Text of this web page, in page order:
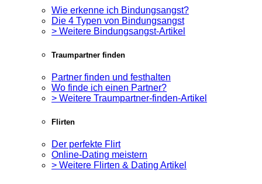
Wie erkenne ich Bindungsangst?
Die 4 Typen von Bindungsangst
> Weitere Bindungsangst-Artikel
Traumpartner finden
Partner finden und festhalten
Wo finde ich einen Partner?
> Weitere Traumpartner-finden-Artikel
Flirten
Der perfekte Flirt
Online-Dating meistern
> Weitere Flirten & Dating Artikel